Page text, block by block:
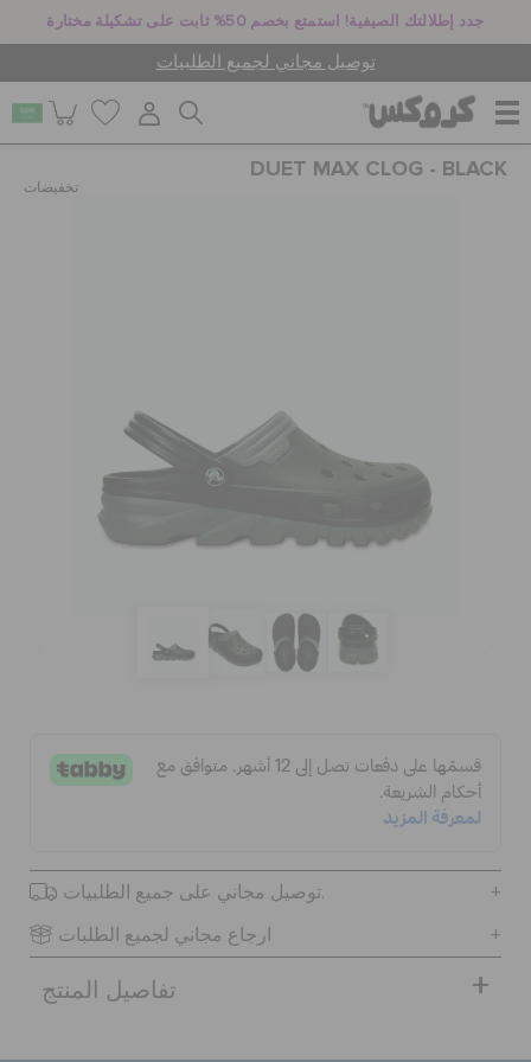
جدد إطلالتك الصيفية! استمتع بخصم 50% ثابت على تشكيلة مختارة
توصيل مجاني لجميع الطلبيات
كروكس لمكان العمل
مميز
DUET MAX CLOG - BLACK
تخفيضات
توصيل مجاني على جميع الطلبيات.
ارجاع مجاني لجميع الطلبات
تفاصيل المنتج